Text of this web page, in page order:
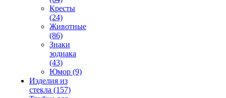
Кресты
(24)
Животные
(86)
Знаки
зодиака
(43)
Юмор (9)
Изделия из
стекла (157)